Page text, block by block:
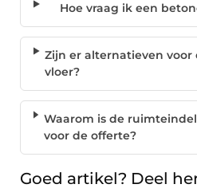
Hoe vraag ik een
Zijn er alternatieven voor
vloer?
Waarom is de
voor de offerte?
Goed artikel? Deel